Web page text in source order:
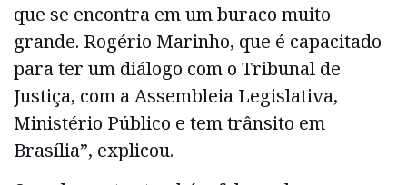
que se encontra em um buraco muito
grande. Rogério Marinho, que é capacitado
para ter um diálogo com o Tribunal de
Justiça, com a Assembleia Legislativa,
Ministério Público e tem trânsito em
Brasília”, explicou.